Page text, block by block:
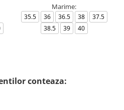
Marime:
35.5 36 36.5 38
37.5
38.5
39 40
conteaza: